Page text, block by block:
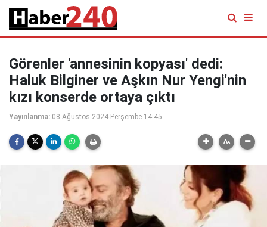
Görenler 'annesinin kopyası' dedi:
Haluk Bilginer ve Aşkın Nur Yengi'nin
kızı konserde ortaya çıktı
Yayınlanma: 08 Ağustos 2024 Perşembe 14:45